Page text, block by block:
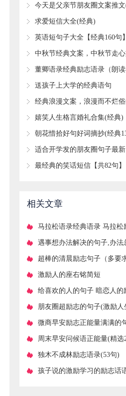
句)
今天是父亲节朋友圈文案推
​求爱短信大全(经典)
​英语短句子大全【经典160句】
中秋节经典文案，中秋节走
董卿语录经典励志语录（朗
好段摘抄大全）
​送孩子上大学的经典语句
经典浪漫文案，浪漫而不烂
(59句)
​嬉笑人生格言婚礼合集(经典)
朝花惜拾好句好词摘抄(经典
适合开学发的朋友圈句子最新
​最经典的笑话短信【共82句】
相关文章
马拉松语录经典语录 马拉松
子
遇事想办法解决的句子,办法
句
超棒的清晨励志句子（多要
加独立）
​激励人的座右铭简短
给喜欢的人的句子 暗恋人的
选72句)
朋友圈超励志的句子(激励人
秀)
微商早安励志正能量满满的
周末早安问候语正能量(精选
​独木不成林励志语录(53句)
孩子说的激励学习的励志话